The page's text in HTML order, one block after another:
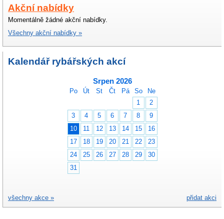
Akční nabídky
Momentálně žádné akční nabídky.
Všechny akční nabídky »
Kalendář rybářských akcí
Srpen 2026
Po Út St Čt Pá So
Ne
1
2
3
4 5 6 7 8
9
10
11 12 13 14 15
16
17
18 19 20 21 22
23
24
25 26 27 28 29
30
31
přidat akci
všechny akce »